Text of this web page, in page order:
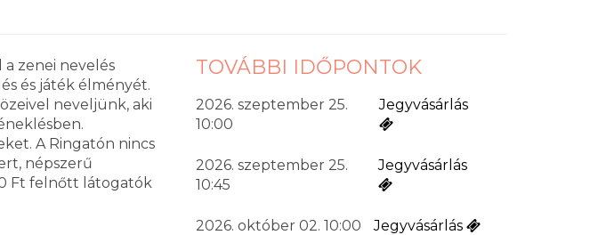
zenei nevelés
és játék élményét.
neveljünk, aki
A Ringatón nincs
népszerű
Ft felnőtt látogatók
TOVÁBBI IDŐPONTOK
2026. szeptember 25.
10:00
Jegyvásárlás
2026. szeptember 25.
10:45
Jegyvásárlás
2026. október 02. 10:00 Jegyvásárlás